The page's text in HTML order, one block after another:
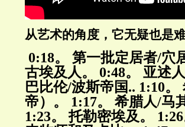
从艺术的角度，它无疑也是难
0:18。 第一批定居者/穴
古埃及人。 0:48。 亚述
巴比伦/波斯帝国.. 1:10
帝）。 1:17。 希腊人/马
1:23。 托勒密埃及。